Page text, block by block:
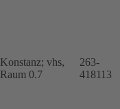
Konstanz; vhs,
Raum 0.7
263-
418113